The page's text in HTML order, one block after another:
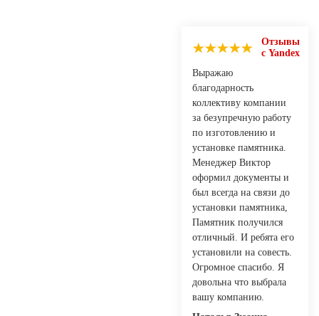
Отзывы
с Yandex
Выражаю
благодарность
коллективу компании
за безупречную работу
по изготовлению и
установке памятника.
Менеджер Виктор
оформил документы и
был всегда на связи до
установки памятника,
Памятник получился
отличный. И ребята его
установили на совесть.
Огромное спасибо. Я
довольна что выбрала
вашу компанию.